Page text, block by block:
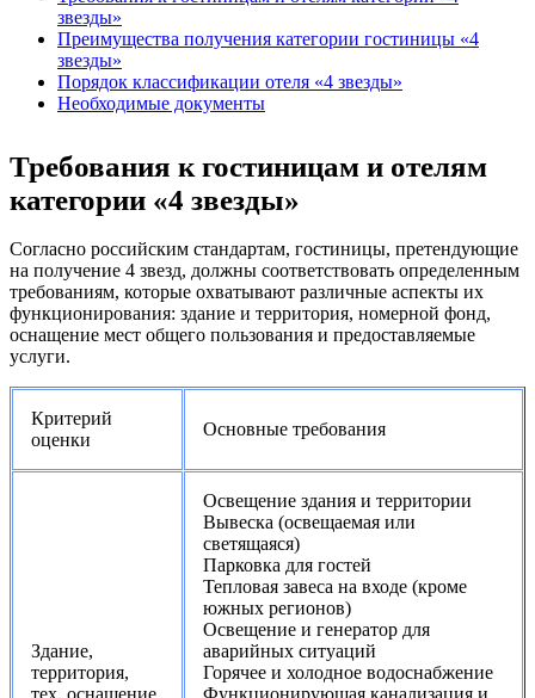
звезды»
Преимущества получения категории гостиницы «4
звезды»
Порядок классификации отеля «4 звезды»
Необходимые документы
Требования к гостиницам и отелям
категории «4 звезды»
Согласно российским стандартам, гостиницы, претендующие
на получение 4 звезд, должны соответствовать определенным
требованиям, которые охватывают различные аспекты их
функционирования: здание и территория, номерной фонд,
оснащение мест общего пользования и предоставляемые
услуги.
Критерий
оценки
Основные требования
Здание,
территория,
Освещение здания и территории
Вывеска (освещаемая или
светящаяся)
Парковка для гостей
Тепловая завеса на входе (кроме
южных регионов)
Освещение и генератор для
аварийных ситуаций
Горячее и холодное водоснабжение